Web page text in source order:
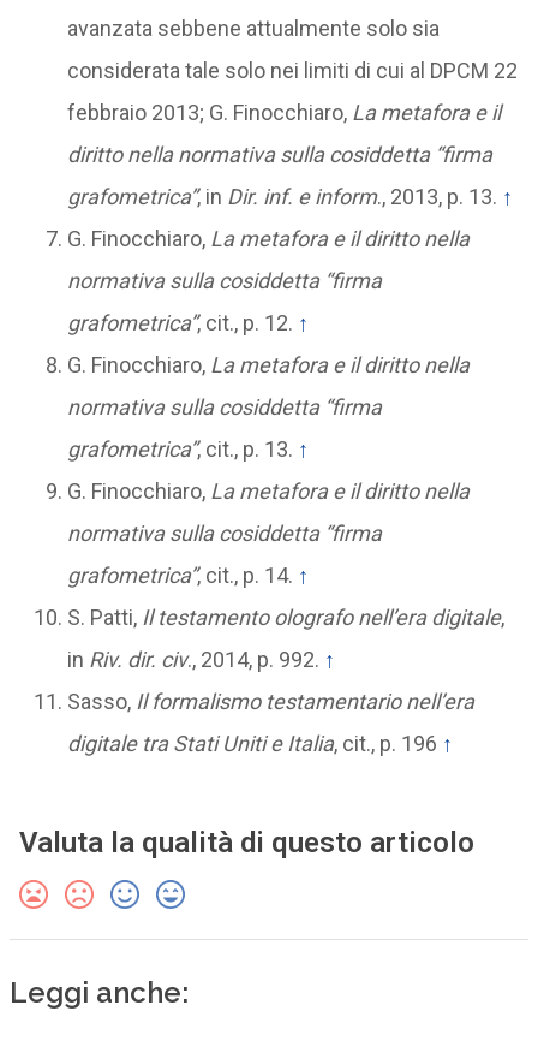
avanzata sebbene attualmente solo sia
considerata tale solo nei limiti di cui al DPCM 22
febbraio 2013; G. Finocchiaro, La metafora e il
diritto nella normativa sulla cosiddetta “firma
grafometrica”, in Dir. inf. e inform., 2013, p. 13. ↑
G. Finocchiaro, La metafora e il diritto nella
normativa sulla cosiddetta “firma
grafometrica”, cit., p. 12. ↑
G. Finocchiaro, La metafora e il diritto nella
normativa sulla cosiddetta “firma
grafometrica”, cit., p. 13. ↑
G. Finocchiaro, La metafora e il diritto nella
normativa sulla cosiddetta “firma
grafometrica”, cit., p. 14. ↑
S. Patti, Il testamento olografo nell’era digitale,
in Riv. dir. civ., 2014, p. 992. ↑
Sasso, Il formalismo testamentario nell’era
digitale tra Stati Uniti e Italia, cit., p. 196 ↑
Valuta la qualità di questo articolo
Leggi anche: